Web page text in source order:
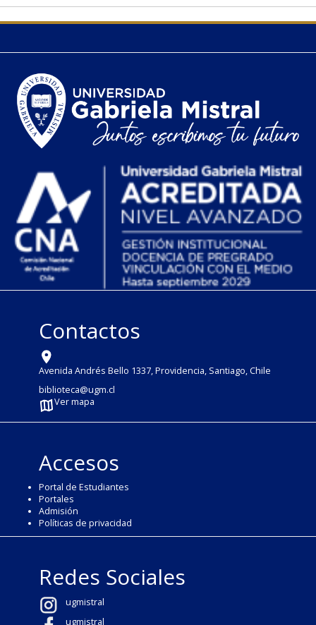
Contactos
Avenida Andrés Bello 1337, Providencia, Santiago, Chile
biblioteca@ugm.cl
Ver mapa
Accesos
Portal de Estudiantes
Portales
Admisión
Políticas de privacidad
Redes Sociales
ugmistral
ugmistral